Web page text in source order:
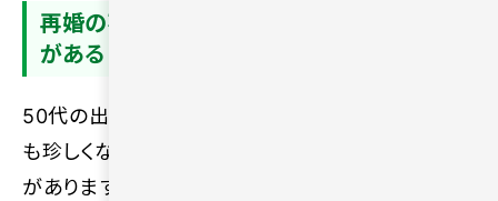
再婚の不安や子ども・家族との関係に悩み
がある
50代の出会いでは、離婚歴や死別経験があること
も珍しくなく、再婚に対して慎重になりやすい傾向
があります。